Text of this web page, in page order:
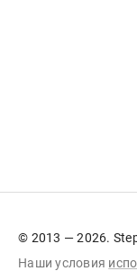
© 2013 — 2026.
Наши условия